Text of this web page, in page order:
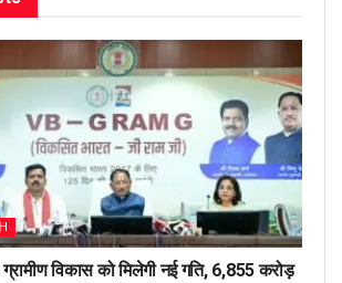
विकास को मिलेगी नई गति, 6,855 करोड़